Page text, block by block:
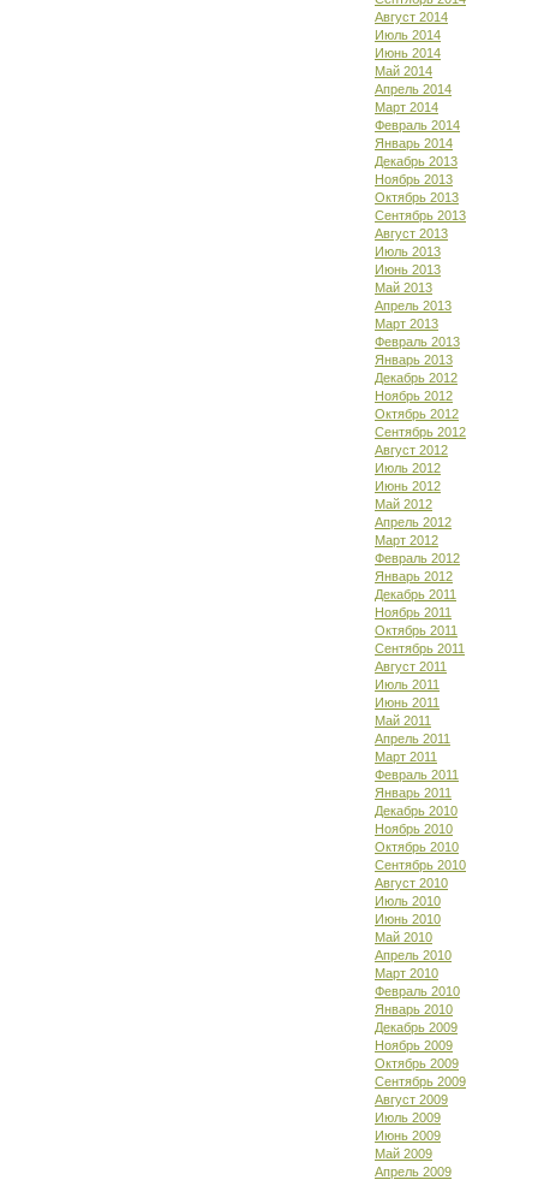
Август 2014
Июль 2014
Июнь 2014
Май 2014
Апрель 2014
Март 2014
Февраль 2014
Январь 2014
Декабрь 2013
Ноябрь 2013
Октябрь 2013
Сентябрь 2013
Август 2013
Июль 2013
Июнь 2013
Май 2013
Апрель 2013
Март 2013
Февраль 2013
Январь 2013
Декабрь 2012
Ноябрь 2012
Октябрь 2012
Сентябрь 2012
Август 2012
Июль 2012
Июнь 2012
Май 2012
Апрель 2012
Март 2012
Февраль 2012
Январь 2012
Декабрь 2011
Ноябрь 2011
Октябрь 2011
Сентябрь 2011
Август 2011
Июль 2011
Июнь 2011
Май 2011
Апрель 2011
Март 2011
Февраль 2011
Январь 2011
Декабрь 2010
Ноябрь 2010
Октябрь 2010
Сентябрь 2010
Август 2010
Июль 2010
Июнь 2010
Май 2010
Апрель 2010
Март 2010
Февраль 2010
Январь 2010
Декабрь 2009
Ноябрь 2009
Октябрь 2009
Сентябрь 2009
Август 2009
Июль 2009
Июнь 2009
Май 2009
Апрель 2009